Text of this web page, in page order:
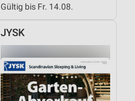
Gültig bis Fr. 14.08.
JYSK